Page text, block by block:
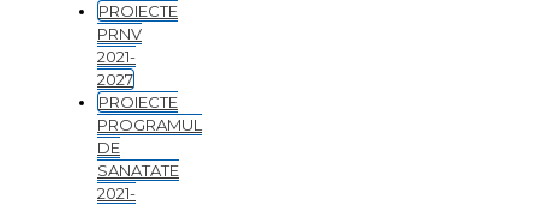
PROIECTE
PRNV
2021-
2027
PROIECTE
PROGRAMUL
DE
SANATATE
2021-